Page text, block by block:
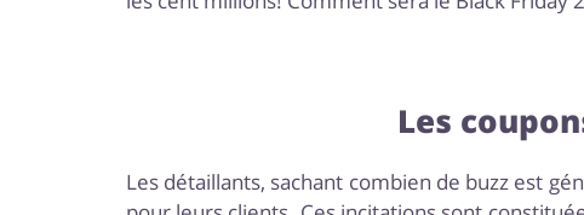
Les
Les détaillants, sachant combien de buzz est